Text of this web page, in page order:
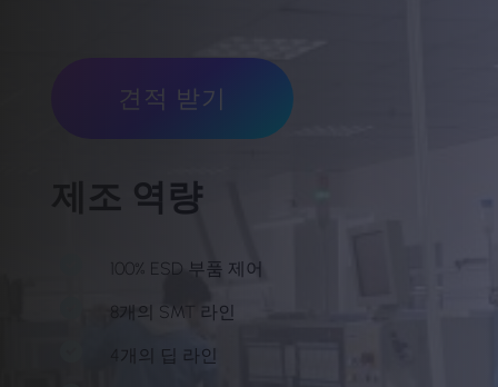
견적 받기
제조 역량
100% ESD 부품 제어
8개의 SMT 라인
4개의 딥 라인